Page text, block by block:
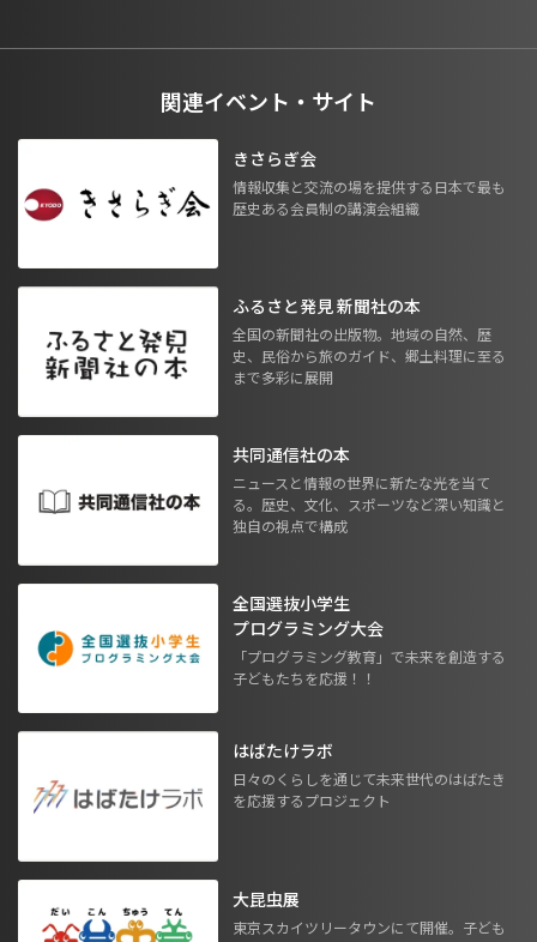
関連イベント・サイト
きさらぎ会
情報収集と交流の場を提供する日本で最も
歴史ある会員制の講演会組織
ふるさと発見 新聞社の本
全国の新聞社の出版物。地域の自然、歴
史、民俗から旅のガイド、郷土料理に至る
まで多彩に展開
共同通信社の本
ニュースと情報の世界に新たな光を当て
る。歴史、文化、スポーツなど深い知識と
独自の視点で構成
全国選抜小学生
プログラミング大会
「プログラミング教育」で未来を創造する
子どもたちを応援！！
はばたけラボ
日々のくらしを通じて未来世代のはばたき
を応援するプロジェクト
大昆虫展
東京スカイツリータウンにて開催。子ども